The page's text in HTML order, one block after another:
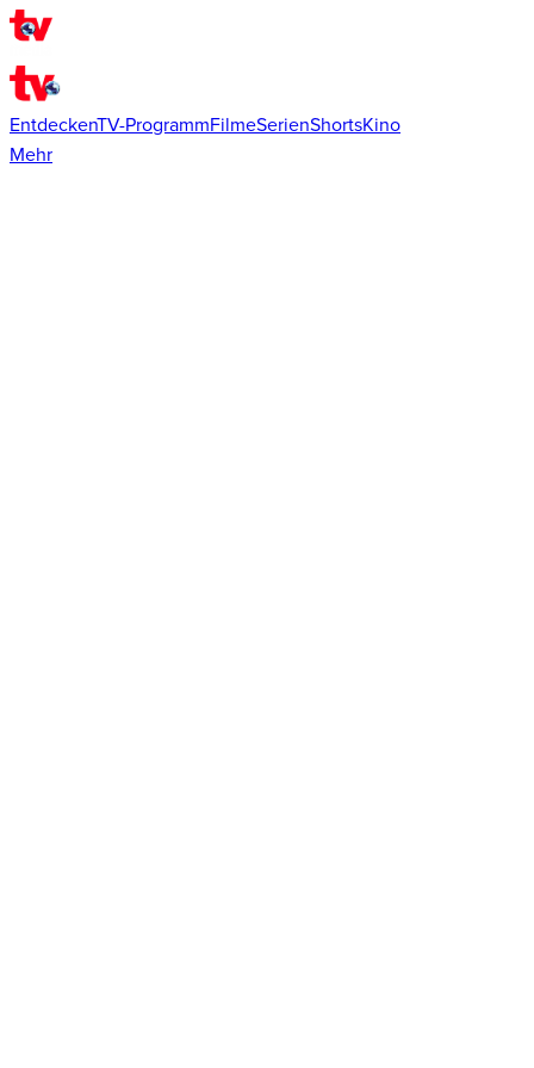
EntdeckenTV-ProgrammFilmeSerienShortsKino
Mehr